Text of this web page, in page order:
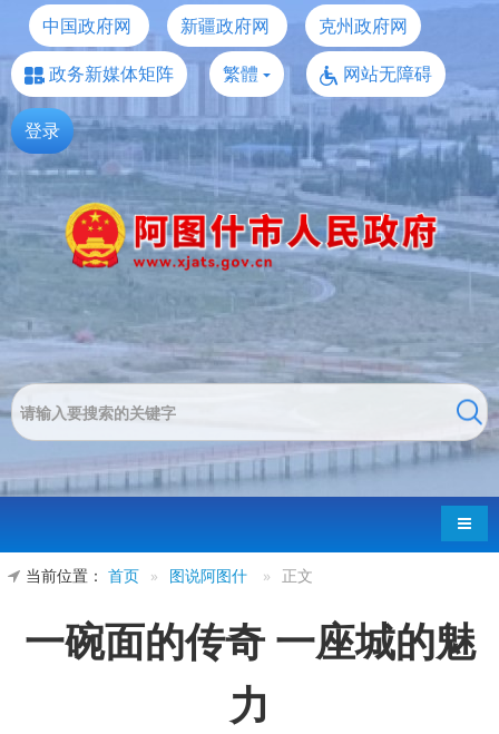
中国政府网 新疆政府网
克州政府网
政务新媒体矩阵
繁體 网站无障碍
登录
导航
当前位置： 首页 » 图说阿图什 » 正文
一碗面的传奇 一座城的魅
力